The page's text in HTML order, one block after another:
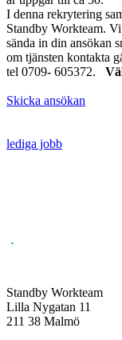
I denna rekrytering
Standby Workteam.
sända in din ansökan
om tjänsten kontakta
tel 0709- 605372.
Skicka ansökan
lediga jobb
Standby Workteam
Lilla Nygatan 11
211 38 Malmö